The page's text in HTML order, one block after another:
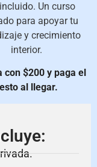
Un curso
para apoyar tu
y crecimiento
interior.
con $200 y paga el
al llegar.